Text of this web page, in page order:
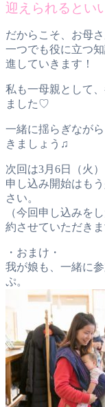
迎えられるとい
だからこそ、お母
一つでも役に立つ
進していきます！
私も一母親として
ました♡
一緒に揺らぎなが
きましょう♫
次回は3月6日（火
申し込み開始はも
さい。
（今回申し込みを
約させていただきま
・おまけ・
我が娘も、一緒に
ぷ。